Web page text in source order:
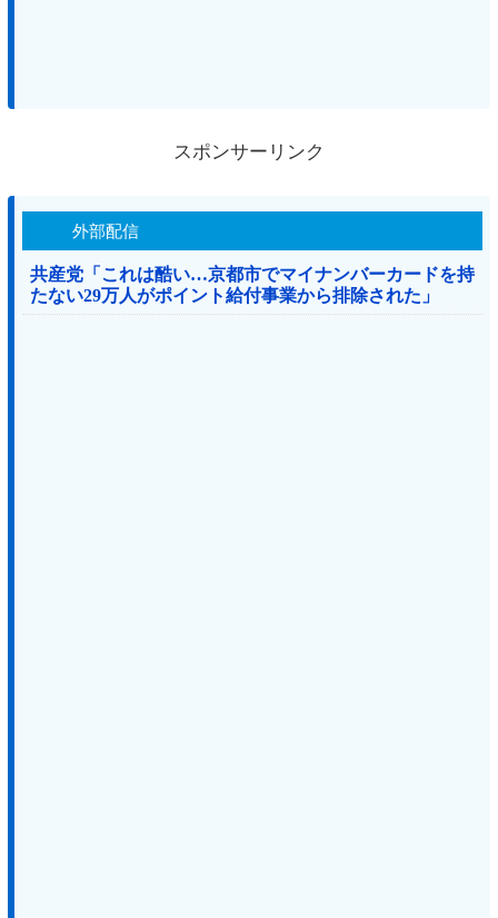
スポンサーリンク
外部配信
共産党「これは酷い…京都市でマイナンバーカードを持
たない29万人がポイント給付事業から排除された」